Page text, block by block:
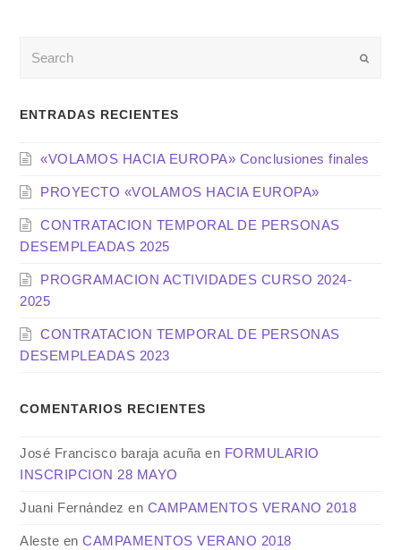
Enviar
ENTRADAS RECIENTES
«VOLAMOS HACIA EUROPA» Conclusiones finales
PROYECTO «VOLAMOS HACIA EUROPA»
CONTRATACION TEMPORAL DE PERSONAS
DESEMPLEADAS 2025
PROGRAMACION ACTIVIDADES CURSO 2024-
2025
CONTRATACION TEMPORAL DE PERSONAS
DESEMPLEADAS 2023
COMENTARIOS RECIENTES
José Francisco baraja acuña en FORMULARIO
INSCRIPCION 28 MAYO
Juani Fernández en CAMPAMENTOS VERANO 2018
Aleste enCAMPAMENTOS VERANO 2018